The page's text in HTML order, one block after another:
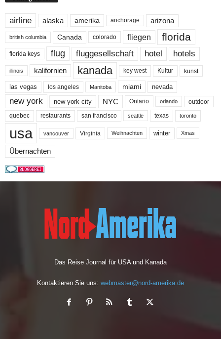
airline alaska amerika anchorage arizona
british columbia Canada colorado fliegen florida
florida keys flug fluggesellschaft hotel hotels
illinois kalifornien kanada key west Kultur kunst
las vegas los angeles Manitoba miami nevada
new york new york city NYC Ontario orlando outdoor
quebec restaurants san francisco seattle texas toronto
usa vancouver Virginia Weihnachten winter Xmas
Übernachten
Das Reise Journal für USA und Kanada
Kontaktieren Sie uns: webmaster@nord-amerika.de